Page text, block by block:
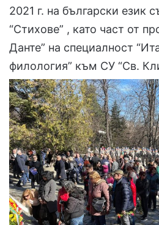
2021 г. на български език
“Стихове” , като част от
Данте” на специалност
филология” към СУ “Св.